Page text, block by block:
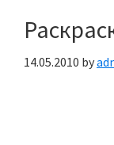
14.05.2010 by